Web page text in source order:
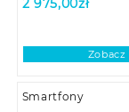
2 975,00zł
Zobacz
Smartfony